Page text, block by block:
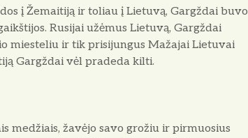
į Žemaitiją ir toliau į Lie­tuvą, Gargždai buvo
Rusijai užėmus Lietuvą, Gargždai
miesteliu ir tik prisijungus Mažajai Lietuvai
Gargždai vėl pradeda kilti.
medžiais, žavėjo savo grožiu ir pirmuosius